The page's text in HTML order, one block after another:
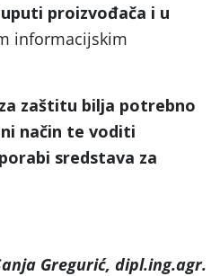
proizvođača i u
informacijskim
zaštitu bilja potrebno
način te voditi
sredstava za
Gregurić, dipl.ing.agr.